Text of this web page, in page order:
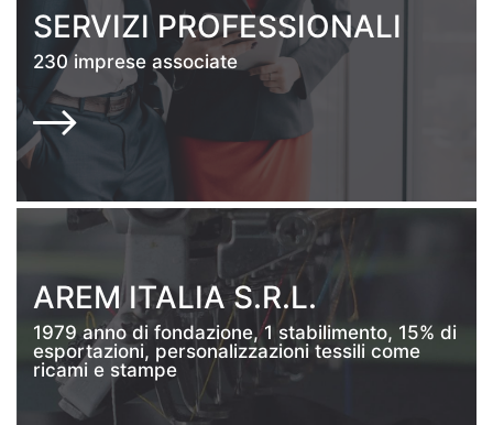
SERVIZI PROFESSIONALI
230 imprese associate
AREM ITALIA S.R.L.
1979 anno di fondazione, 1 stabilimento, 15% di
esportazioni, personalizzazioni tessili come
ricami e stampe